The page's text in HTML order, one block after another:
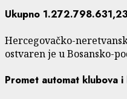
Ukupno 1.272.798.631,23
Hercegovačko-
ostvaren je u Bosansko-
Promet automat klubova